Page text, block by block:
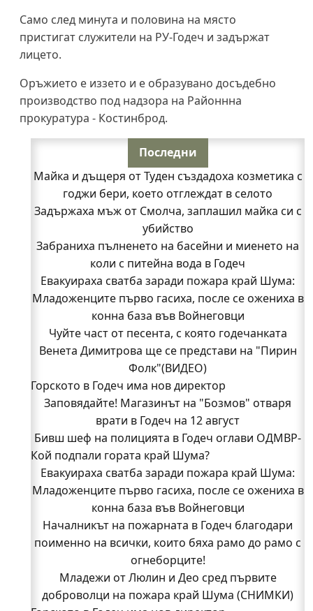
Само след минута и половина на място
пристигат служители на РУ-Годеч и задържат
лицето.
Оръжието е иззето и е образувано досъдебно
производство под надзора на Районнна
прокуратура - Костинброд.
Последни
Майка и дъщеря от Туден създадоха козметика с
годжи бери, което отглеждат в селото
Задържаха мъж от Смолча, заплашил майка си с
убийство
Забраниха пълненето на басейни и миенето на
коли с питейна вода в Годеч
Евакуираха сватба заради пожара край Шума:
Младоженците първо гасиха, после се ожениха в
конна база във Войнеговци
Чуйте част от песента, с която годечанката
Венета Димитрова ще се представи на "Пирин
Фолк"(ВИДЕО)
Горското в Годеч има нов директор
Заповядайте! Магазинът на "Бозмов" отваря
врати в Годеч на 12 август
Бивш шеф на полицията в Годеч оглави ОДМВР-
Видин
Кой подпали гората край Шума?
Младежи от Люлин и Део сред първите
доброволци на пожара край Шума (СНИМКИ)
Началникът на пожарната в Годеч благодари
поименно на всички, които бяха рамо до рамо с
огнеборците!
150 декара гори, треви и храсти изгоряха край
Годеч, десетки доброволци се хвърлиха в
Кой подпали гората край Шума?
Евакуираха сватба заради пожара край Шума:
Младоженците първо гасиха, после се ожениха в
конна база във Войнеговци
Началникът на пожарната в Годеч благодари
поименно на всички, които бяха рамо до рамо с
огнеборците!
Младежи от Люлин и Део сред първите
доброволци на пожара край Шума (СНИМКИ)